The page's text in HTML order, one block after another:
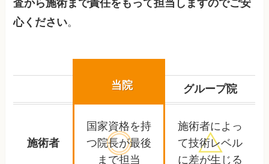
査から施術まで責任をもって担当しますのでご安
心ください。
当院 グループ院
施術者
国家資格を持
つ院長が最後
まで担当
施術者によっ
て技術レベル
に差が生じる